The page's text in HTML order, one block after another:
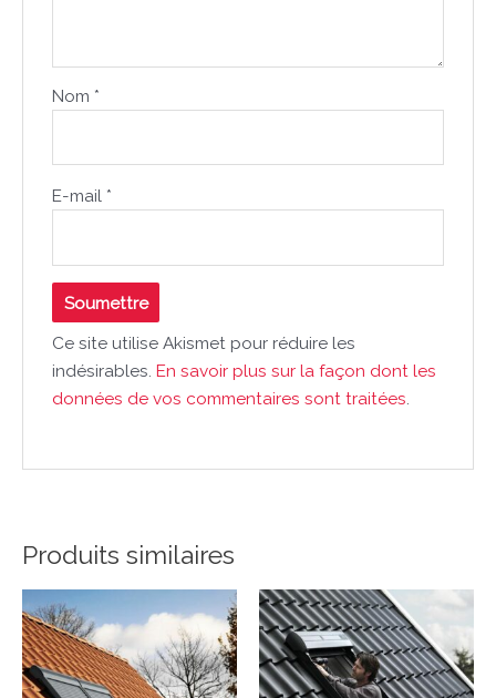
Nom *
E-mail *
Ce site utilise Akismet pour réduire les
indésirables. En savoir plus sur la façon dont les
données de vos commentaires sont traitées.
Produits similaires